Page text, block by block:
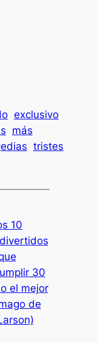
exclusivo
más
tristes
10
30
el mejor
de